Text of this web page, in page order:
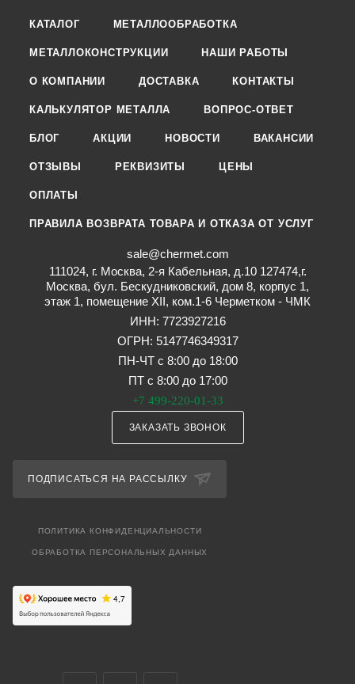
КАТАЛОГ МЕТАЛЛООБРАБОТКА
МЕТАЛЛОКОНСТРУКЦИИ НАШИ РАБОТЫ
О КОМПАНИИ ДОСТАВКА КОНТАКТЫ
КАЛЬКУЛЯТОР МЕТАЛЛА ВОПРОС-ОТВЕТ
БЛОГ АКЦИИ НОВОСТИ ВАКАНСИИ
ОТЗЫВЫ РЕКВИЗИТЫ ЦЕНЫ
ОПЛАТЫ
ПРАВИЛА ВОЗВРАТА ТОВАРА И ОТКАЗА ОТ УСЛУГ
sale@chermet.com
111024, г. Москва, 2-я Кабельная, д.10 127474,г.
Москва, бул. Бескудниковский, дом 8, корпус 1,
этаж 1, помещение XII, ком.1-6 Черметком - ЧМК
ИНН: 7723927216
ОГРН: 5147746349317
ПН-ЧТ с 8:00 до 18:00
ПТ с 8:00 до 17:00
+7 499-220-01-33
ЗАКАЗАТЬ ЗВОНОК
ПОДПИСАТЬСЯ НА РАССЫЛКУ
ПОЛИТИКА КОНФИДЕНЦИАЛЬНОСТИ
ОБРАБОТКА ПЕРСОНАЛЬНЫХ ДАННЫХ